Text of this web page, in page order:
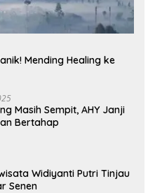
Mending Healing ke
Masih Sempit, AHY Janji
Bertahap
Widiyanti Putri Tinjau
Senen